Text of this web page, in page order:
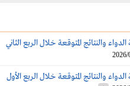
والنتائج المتوقعة خلال الربع الثاني
2026/
والنتائج المتوقعة خلال الربع الأول